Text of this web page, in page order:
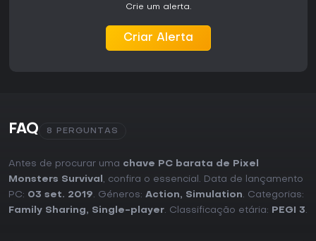
Crie um alerta.
Criar Alerta
FAQ 8 PERGUNTAS
Antes de procurar uma chave PC barata de Pixel
Monsters Survival , confira o essencial. Data de lançamento
PC: 03 set. 2019. Géneros: Action, Simulation. Categorias:
Family Sharing, Single-player. Classificação etária: PEGI 3.